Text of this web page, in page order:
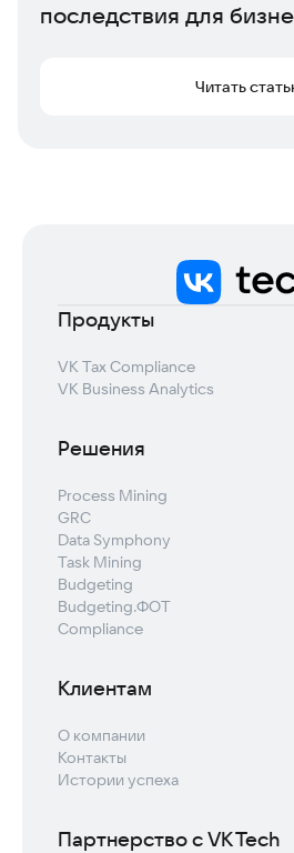
последствия для
Читать
Продукты
VK Tax Compliance
VK Business Analytics
Решения
Process Mining
GRC
Data Symphony
Task Mining
Budgeting
Budgeting.ФОТ
Compliance
Клиентам
О компании
Контакты
Истории успеха
Партнерство с VK Tech